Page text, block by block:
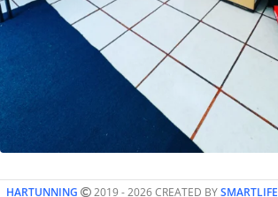
HARTUNNING 2019 - 2026 CREATED BYSMARTLIFE